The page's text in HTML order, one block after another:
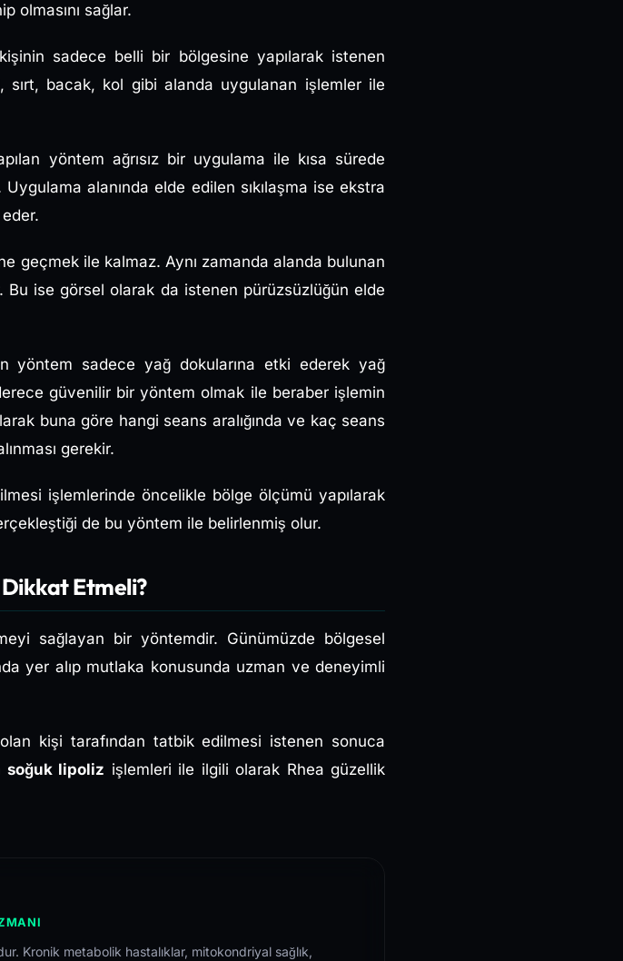
olmasını sağlar.
sadece belli bir bölgesine yapılarak istenen
sırt, bacak, kol gibi alanda uygulanan işlemler ile
yöntem ağrısız bir uygulama ile kısa sürede
alanında elde edilen sıkılaşma ise ekstra
geçmek ile kalmaz. Aynı zamanda alanda bulunan
ise görsel olarak da istenen pürüzsüzlüğün elde
yöntem sadece yağ dokularına etki ederek yağ
güvenilir bir yöntem olmak ile beraber işlemin
buna göre hangi seans aralığında ve kaç seans
gerekir.
işlemlerinde öncelikle bölge ölçümü yapılarak
de bu yöntem ile belirlenmiş olur.
Etmeli?
sağlayan bir yöntemdir. Günümüzde bölgesel
yer alıp mutlaka konusunda uzman ve deneyimli
kişi tarafından tatbik edilmesi istenen sonuca
soğuk lipoliz işlemleri ile ilgili olarak Rhea güzellik
Kronik metabolik hastalıklar, mitokondriyal sağlık,